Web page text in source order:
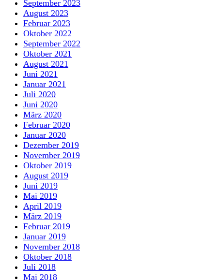
September 2023
August 2023
Februar 2023
Oktober 2022
September 2022
Oktober 2021
August 2021
Juni 2021
Januar 2021
Juli 2020
Juni 2020
März 2020
Februar 2020
Januar 2020
Dezember 2019
November 2019
Oktober 2019
August 2019
Juni 2019
Mai 2019
April 2019
März 2019
Februar 2019
Januar 2019
November 2018
Oktober 2018
Juli 2018
Mai 2018